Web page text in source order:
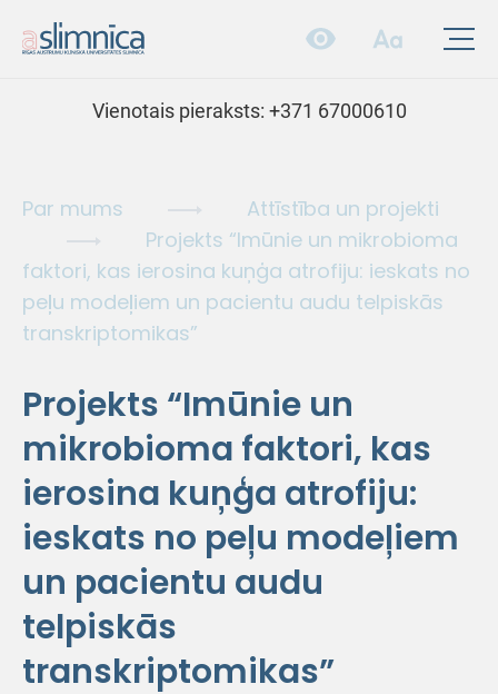
Vienotais pieraksts: +371 67000610
Par mums
Attīstība un projekti
Projekts “Imūnie un mikrobioma
faktori, kas ierosina kuņģa atrofiju: ieskats no
peļu modeļiem un pacientu audu telpiskās
transkriptomikas”
Projekts “Imūnie un
mikrobioma faktori, kas
ierosina kuņģa atrofiju:
ieskats no peļu modeļiem
un pacientu audu
telpiskās
transkriptomikas”